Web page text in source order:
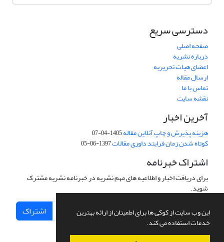
این وب سایت از کوکی ها برای اطمینان از ارائه بهترین
خدمات استفاده می کند.
دسترسی سریع
صفحه اصلی
درباره نشریه
اعضای هیات تحریریه
ارسال مقاله
تماس با ما
نقشه سایت
آخرین اخبار
هزینه پذیرش و چاپ آنلاین مقاله1405-04-07
کوتاه شدن زمان فرایند داوری مقالات1397-06-05
اشتراک خبرنامه
برای دریافت اخبار و اطلاعیه های مهم نشریه در خبرنامه نشریه مشترک
شوید.
اشتراک